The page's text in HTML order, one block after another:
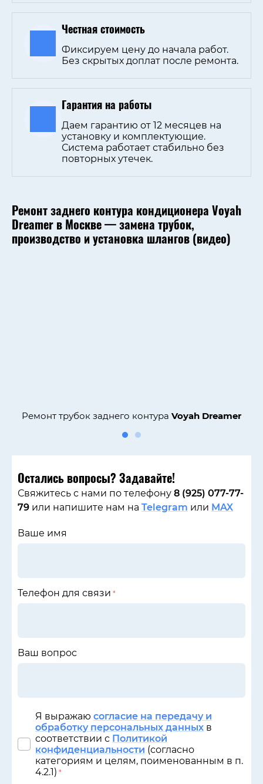
Честная стоимость
Фиксируем цену до начала работ.
Без скрытых доплат после ремонта.
Гарантия на работы
Даем гарантию от 12 месяцев на
установку и комплектующие.
Система работает стабильно без
повторных утечек.
Ремонт заднего контура кондиционера Voyah
Dreamer в Москве — замена трубок,
производство и установка шлангов (видео)
Ремонт трубок заднего контура Voyah Dreamer
Остались вопросы? Задавайте!
Свяжитесь с нами по телефону 8 (925) 077-77-
79 или напишите нам на Telegram или MAX
Ваше имя
Телефон для связи *
Ваш вопрос
Я выражаю согласие на передачу и
обработку персональных данных в
соответствии с Политикой
конфиденциальности (согласно
категориям и целям, поименованным в п.
4.2.1) *